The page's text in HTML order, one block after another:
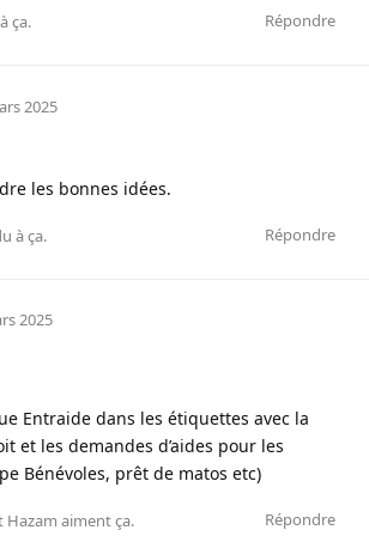
Répondre
ça.
2025
les bonnes idées.
Répondre
à ça.
2025
Entraide dans les étiquettes avec la
et les demandes d’aides pour les
Bénévoles, prêt de matos etc)
Répondre
Hazam aiment ça.